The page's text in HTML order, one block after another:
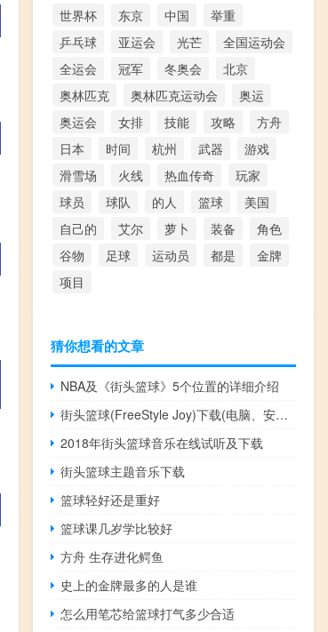
世界杯 东京 中国
举重
乒乓球
亚运会 光芒
全国运动会
全运会
冠军 冬奥会
北京
奥林匹克
奥林匹克运动会
奥运
奥运会
女排 技能 攻略
方舟
日本
时间 杭州 武器
游戏
滑雪场
火线 热血传奇
玩家
球员
球队 的人 篮球
美国
自己的
艾尔 萝卜 装备
角色
谷物
足球 运动员 都是
金牌
项目
猜你想看的文章
NBA及《街头篮球》5个位置的详细介绍
街头篮球(FreeStyle Joy)下载(电脑、安卓和IOS所有版本)
2018年街头篮球音乐在线试听及下载
街头篮球主题音乐下载
篮球轻好还是重好
篮球课几岁学比较好
方舟 生存进化鳄鱼
史上的金牌最多的人是谁
怎么用笔芯给篮球打气多少合适